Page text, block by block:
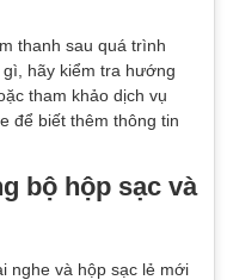
thanh sau quá trình
hãy kiểm tra hướng
tham khảo dịch vụ
để biết thêm thông tin
bộ hộp sạc và
nghe và hộp sạc lẻ mới